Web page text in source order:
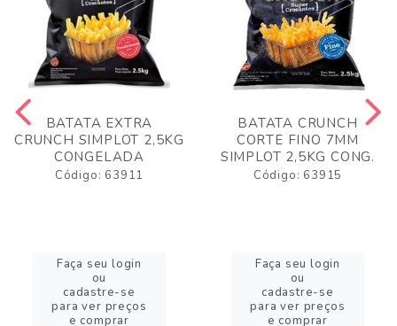
BATATA EXTRA
CRUNCH SIMPLOT 2,5KG
CONGELADA
Código: 63911
Faça seu login
ou
cadastre-se
para ver preços
e comprar
BATATA CRUNCH
CORTE FINO 7MM
SIMPLOT 2,5KG CONG.
Código: 63915
Faça seu login
ou
cadastre-se
para ver preços
e comprar